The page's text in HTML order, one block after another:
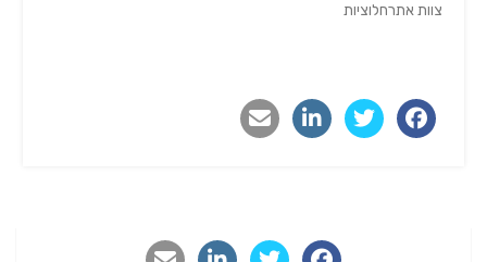
צוות אתרחלוציות